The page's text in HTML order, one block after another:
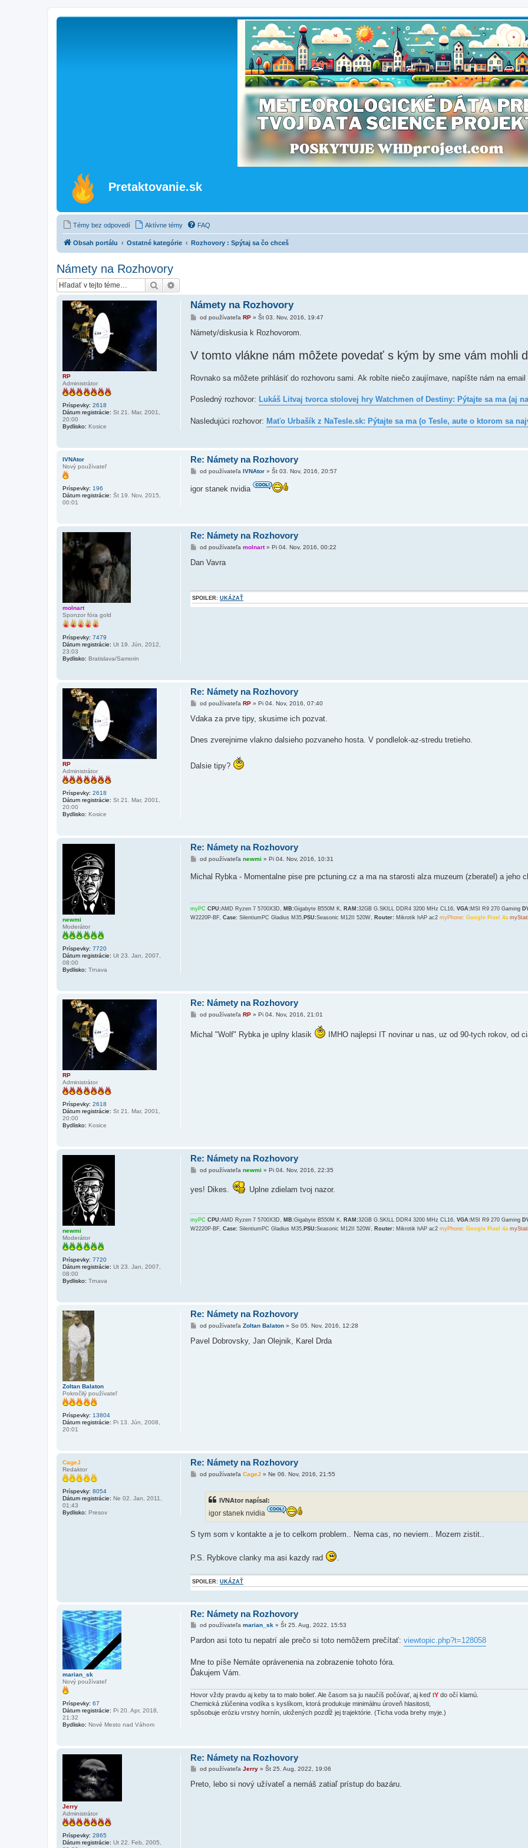
Pretaktovanie.sk
Témy bez odpovedí Aktívne témy FAQ
Obsah portálu Ostatné kategórie Rozhovory : Spýtaj sa čo chceš
Námety na Rozhovory
Hľadať
RP
Administrátor
Príspevky: 2618
Dátum registrácie: St 21. Mar, 2001,
20:00
Bydlisko: Kosice
Námety na Rozhovory
P
í
e
od používateľa RP» Št 03. Nov, 2016, 19:47
Námety/diskusia k Rozhovorom.
V tomto vlákne nám môžete povedať s kým by sme vám mohli
Rovnako sa môžete prihlásiť do rozhovoru sami. Ak robíte niečo zaujímave, napíšte nám na email
Posledný rozhovor: Lukáš Litvaj tvorca stolovej hry Watchmen of Destiny: Pýtajte sa ma (aj
Nasledujúci rozhovor: Maťo Urbašík z NaTesle.sk: Pýtajte sa ma (o Tesle, aute o ktorom sa
IVNAtor
Nový používateľ
Príspevky: 196
Dátum registrácie: Št 19. Nov, 2015,
00:01
Re: Námety na Rozhovory
P
s
k
od používateľa IVNAtor» Št 03. Nov, 2016, 20:57
igor stanek nvidia
molnart
Sponzor fóra gold
Príspevky: 7479
Dátum registrácie: Ut 19. Jún, 2012,
23:03
Bydlisko: Bratislava/Samorin
Re: Námety na Rozhovory
P
í
o
k
od používateľa molnart» Pi 04. Nov, 2016, 00:22
Dan Vavra
SPOILER: UKÁZAŤ
RP
Administrátor
Príspevky: 2618
Dátum registrácie: St 21. Mar, 2001,
20:00
Bydlisko: Kosice
Re: Námety na Rozhovory
P
í
e
od používateľa RP» Pi 04. Nov, 2016, 07:40
Vdaka za prve tipy, skusime ich pozvat.
Dnes zverejnime vlakno dalsieho pozvaneho hosta. V pondlelok-az-stredu tretieho.
Dalsie tipy?
newmi
Moderátor
Príspevky: 7720
Dátum registrácie: Ut 23. Jan, 2007,
08:00
Bydlisko: Trnava
Re: Námety na Rozhovory
P
í
s
o
k
od používateľa newmi » Pi 04. Nov, 2016, 10:31
Michal Rybka - Momentalne pise pre pctuning.cz a ma na starosti alza muzeum (zberatel) a jeho
myPC CPU:AMD Ryzen 7 5700X3D, MB:Gigabyte B550M K, RAM:32GB G.SKILL DDR4 3200 MHz CL16, VGA:MSI R9 270 Gaming
W2220P-BF, Case: SilentiumPC Gladius M35, PSU:Seasonic M12II 520W, Router: Mikrotik hAP ac2 myPhone: Google Pixel 4a
RP
Administrátor
Príspevky: 2618
Dátum registrácie: St 21. Mar, 2001,
20:00
Bydlisko: Kosice
Re: Námety na Rozhovory
P
s
od používateľa RP» Pi 04. Nov, 2016, 21:01
Michal "Wolf" Rybka je uplny klasik IMHO najlepsi IT novinar u nas, uz od 90-tych rokov, od
newmi
Moderátor
Príspevky: 7720
Dátum registrácie: Ut 23. Jan, 2007,
08:00
Bydlisko: Trnava
Re: Námety na Rozhovory
P
s
o
k
od používateľa newmi » Pi 04. Nov, 2016, 22:35
yes! Dikes. Uplne zdielam tvoj nazor.
myPC CPU:AMD Ryzen 7 5700X3D, MB:Gigabyte B550M K, RAM:32GB G.SKILL DDR4 3200 MHz CL16, VGA:MSI R9 270 Gaming
W2220P-BF, Case: SilentiumPC Gladius M35, PSU:Seasonic M12II 520W, Router: Mikrotik hAP ac2 myPhone: Google Pixel 4a
Zoltan Balaton
Pokročilý používateľ
Príspevky: 13804
Dátum registrácie: Pi 13. Jún, 2008,
20:01
Re: Námety na Rozhovory
P
í
od používateľa Zoltan Balaton» So 05. Nov, 2016, 12:28
Pavel Dobrovsky, Jan Olejnik, Karel Drda
CageJ
Redaktor
Príspevky: 8054
Dátum registrácie: Ne 02. Jan, 2011,
01:43
Bydlisko: Presov
Re: Námety na Rozhovory
Pod používateľa CageJ » Ne 06. Nov, 2016, 21:55
IVNAtor napísal:
igor stanek nvidia
S tym som v kontakte a je to celkom problem.. Nema cas, no neviem.. Mozem zistit..
P.S. Rybkove clanky ma asi kazdy rad .
SPOILER: UKÁZAŤ
marian_sk
Nový používateľ
Príspevky: 67
Dátum registrácie: Pi 20. Apr, 2018,
21:32
Bydlisko: Nové Mesto nad Váhom
Re: Námety na Rozhovory
P
í
e
o
od používateľa marian_sk» Št 25. Aug, 2022, 15:53
Pardon asi toto tu nepatrí ale prečo si toto nemôžem prečítať: viewtopic.php?t=128058
Mne to píše Nemáte oprávenenia na zobrazenie tohoto fóra.
Ďakujem Vám.
Hovor vždy pravdu aj keby ta to malo bolieť. Ale časom sa ju naučíš počúvať, aj keď tY do očí klamú.
Chemická zlúčenina vodíka s kyslíkom, ktorá produkuje minimálnu úroveň hlasitosti,
spôsobuje eróziu vrstvy hornín, uložených pozdĺž jej trajektórie. (Ticha voda brehy myje.)
Jerry
Administrátor
Príspevky: 2865
Dátum registrácie: Ut 22. Feb, 2005,
Re: Námety na Rozhovory
P
í
od používateľa Jerry» Št 25. Aug, 2022, 19:06
Preto, lebo si nový užívateľ a nemáš zatiaľ prístup do bazáru.